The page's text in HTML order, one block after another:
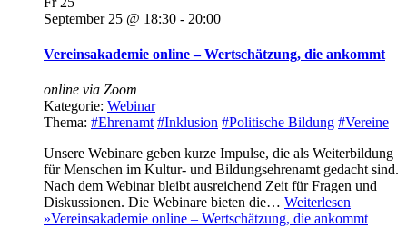
September 25 @ 18:30 - 20:00
Vereinsakademie online – Wertschätzung, die ankommt
online via Zoom
Kategorie: Webinar
Thema: #Ehrenamt #Inklusion #Politische Bildung #Vereine
Unsere Webinare geben kurze Impulse, die als Weiterbildung
für Menschen im Kultur- und Bildungsehrenamt gedacht sind.
Nach dem Webinar bleibt ausreichend Zeit für Fragen und
Diskussionen. Die Webinare bieten die… Weiterlesen
»Vereinsakademie online – Wertschätzung, die ankommt